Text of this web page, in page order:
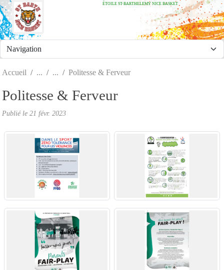
ÉTOILE ST-BARTHELEMY NICE BASKET
Accueil Politesse & Ferveur
Politesse & Ferveur
Publié le 21 févr. 2023
Panneau de gestion des cookies